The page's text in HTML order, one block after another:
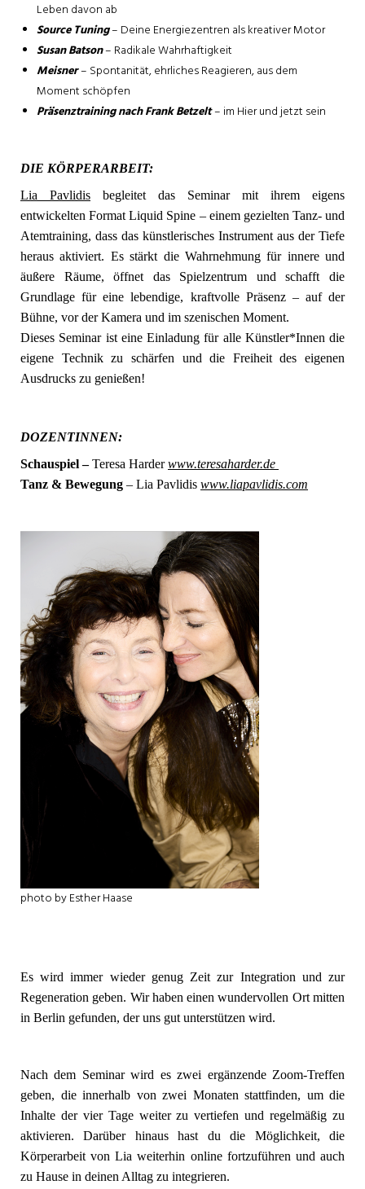
Leben davon ab
Source Tuning– Deine Energiezentren als kreativer Motor
Susan Batson– Radikale Wahrhaftigkeit
Meisner– Spontanität, ehrliches Reagieren, aus dem
Moment schöpfen
Präsenztraining nach Frank Betzelt– im Hier und jetzt sein
DIE KÖRPERARBEIT:
Lia Pavlidis begleitet das Seminar mit ihrem eigens
entwickelten Format Liquid Spine – einem gezielten Tanz- und
Atemtraining, dass das künstlerisches Instrument aus der Tiefe
heraus aktiviert. Es stärkt die Wahrnehmung für innere und
äußere Räume, öffnet das Spielzentrum und schafft die
Grundlage für eine lebendige, kraftvolle Präsenz – auf der
Bühne, vor der Kamera und im szenischen Moment.
Dieses Seminar ist eine Einladung für alle Künstler*Innen die
eigene Technik zu schärfen und die Freiheit des eigenen
Ausdrucks zu genießen!
DOZENTINNEN:
Schauspiel –Teresa Harderwww.teresaharder.de
Tanz & Bewegung – Lia Pavlidis www.liapavlidis.com
photo by Esther Haase
Es wird immer wieder genug Zeit zur Integration und zur
Regeneration geben. Wir haben einen wundervollen Ort mitten
in Berlin gefunden, der uns gut unterstützen wird.
Nach dem Seminar wird es zwei ergänzende Zoom-Treffen
geben, die innerhalb von zwei Monaten stattfinden, um die
Inhalte der vier Tage weiter zu vertiefen und regelmäßig zu
aktivieren. Darüber hinaus hast du die Möglichkeit, die
Körperarbeit von Lia weiterhin online fortzuführen und auch
zu Hause in deinen Alltag zu integrieren.